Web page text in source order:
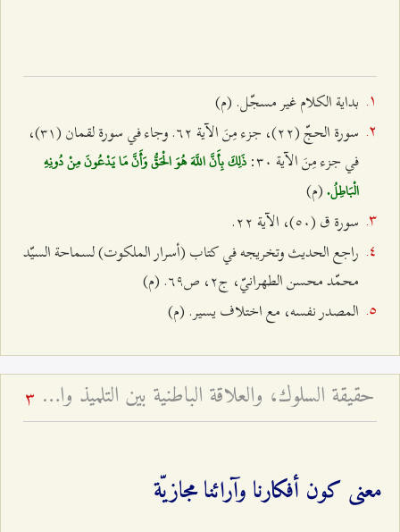
بداية الكلام غير مسجّل. (م)
سورة الحجّ (٢٢)، جزء مِنَ الآية ٦٢. وجاء في سورة لقمان (٣۱)،
في جزء مِنَ الآية ٣۰:
ذَلِكَ بِأَنَّ اللَّهَ هُوَ الْحَقُّ وَأَنَّ مَا يَدْعُونَ مِنْ دُونِهِ
الْبَاطِلُ.(م)
سورة ق (٥۰)، الآية ٢٢.
راجع الحديث وتخريجه في كتاب (أسرار الملكوت) لسماحة السيّد
محمّد محسن الطهرانيّ، ج٢، ص٦٩. (م)
المصدر نفسه، مع اختلاف يسير. (م)
حقيقة السلوك، والعلاقة الباطنية بين التلميذ والأستاذ، و... - محاضرات جبل عامل - أسئلة وأجوبة الرجال - ج ٦ 3
معنى كون أفكارنا وآرائنا مجازيّة